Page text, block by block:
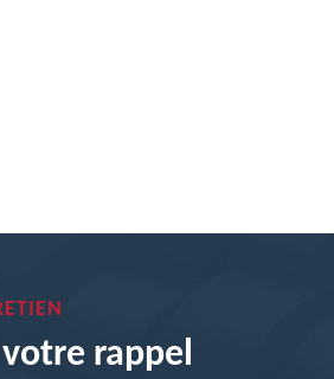
rappel